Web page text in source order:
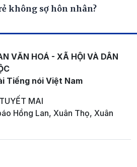
không sợ hôn nhân?
VĂN HOÁ - XÃ HỘI VÀ DÂN
Tiếng nói Việt Nam
MAI
Hồng Lan, Xuân Thọ, Xuân